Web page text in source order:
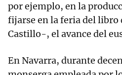
por ejemplo, en la
fijarse en la feria del libro
Castillo-, el avance del
En Navarra, durante